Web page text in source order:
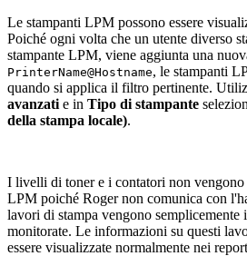
Le stampanti LPM possono essere
Poiché ogni volta che un utente diverso
stampante LPM, viene aggiunta una
PrinterName@Hostname, le stampanti
quando si applica il filtro pertinente.
avanzati e in Tipo di stampante
della stampa locale).
I livelli di toner e i contatori non vengono
LPM poiché Roger non comunica con
lavori di stampa vengono semplicemente
monitorate. Le informazioni su questi
essere visualizzate normalmente nei